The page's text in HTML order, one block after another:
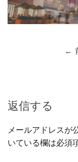
返信する
メールアドレスが
いている欄は必須